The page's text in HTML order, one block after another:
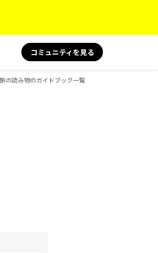
コミュニティを見る
の読み物のガイドブック一覧